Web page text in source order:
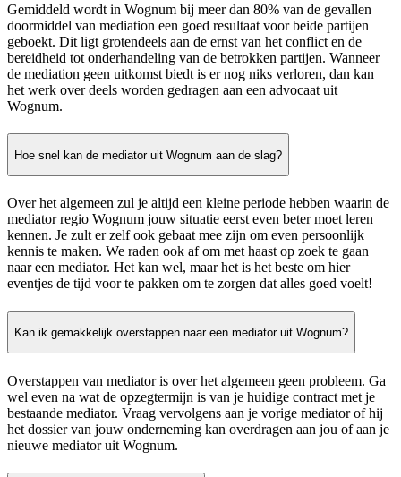
Gemiddeld wordt in Wognum bij meer dan 80% van de gevallen
doormiddel van mediation een goed resultaat voor beide partijen
geboekt. Dit ligt grotendeels aan de ernst van het conflict en de
bereidheid tot onderhandeling van de betrokken partijen. Wanneer
de mediation geen uitkomst biedt is er nog niks verloren, dan kan
het werk over deels worden gedragen aan een advocaat uit
Wognum.
Hoe snel kan de mediator uit Wognum aan de slag?
Over het algemeen zul je altijd een kleine periode hebben waarin de
mediator regio Wognum jouw situatie eerst even beter moet leren
kennen. Je zult er zelf ook gebaat mee zijn om even persoonlijk
kennis te maken. We raden ook af om met haast op zoek te gaan
naar een mediator. Het kan wel, maar het is het beste om hier
eventjes de tijd voor te pakken om te zorgen dat alles goed voelt!
Kan ik gemakkelijk overstappen naar een mediator uit Wognum?
Overstappen van mediator is over het algemeen geen probleem. Ga
wel even na wat de opzegtermijn is van je huidige contract met je
bestaande mediator. Vraag vervolgens aan je vorige mediator of hij
het dossier van jouw onderneming kan overdragen aan jou of aan je
nieuwe mediator uit Wognum.